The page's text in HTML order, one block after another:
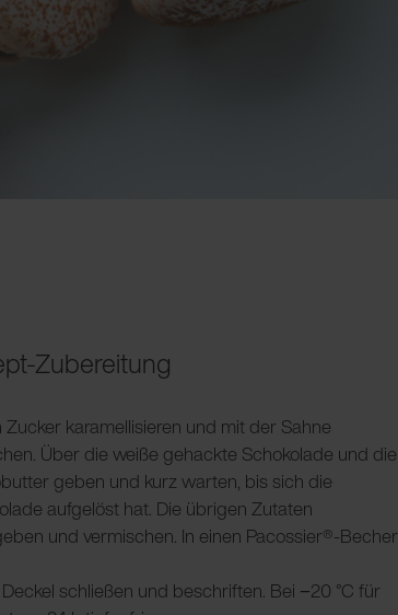
Zubereitung
Zucker karamellisieren und mit der Sahne
Über die weiße gehackte Schokolade und die
geben und kurz warten, bis sich die
aufgelöst hat. Die übrigen Zutaten
und vermischen. In einen Pacossier®-Becher
schließen und beschriften. Bei −20 °C für